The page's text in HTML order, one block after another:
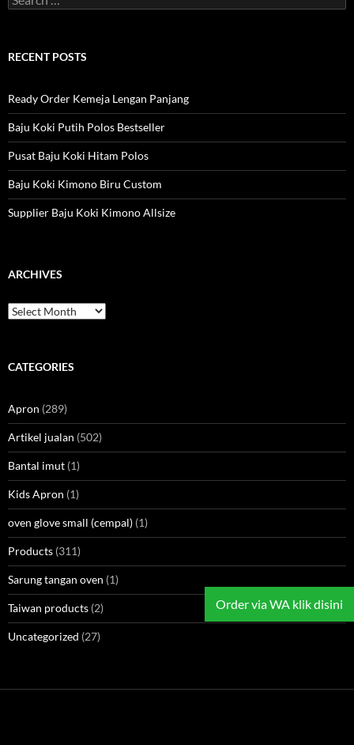
for:
RECENT POSTS
Ready Order Kemeja Lengan Panjang
Baju Koki Putih Polos Bestseller
Pusat Baju Koki Hitam Polos
Baju Koki Kimono Biru Custom
Supplier Baju Koki Kimono Allsize
ARCHIVES
Archives
CATEGORIES
Apron (289)
Artikel jualan (502)
Bantal imut (1)
Kids Apron (1)
oven glove small (cempal) (1)
Products (311)
Sarung tangan oven (1)
Taiwan products (2)
Uncategorized (27)
Order via WA klik disini